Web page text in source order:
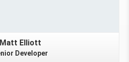
Matt Elliott
Developer